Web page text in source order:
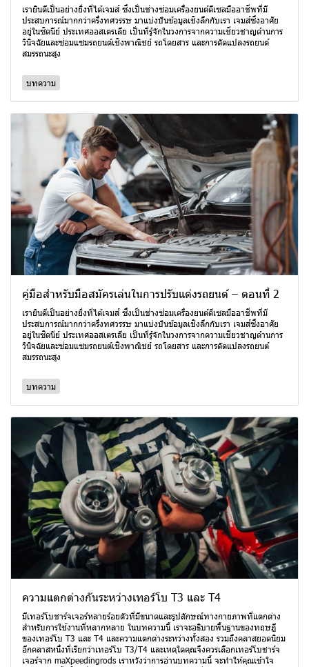
เรายินดีเป็นอย่างยิ่งที่ได้เจมส์ ซึ่งเป็นช่างซ่อมเครื่องยนต์ดีเซลมืออาชีพที่มี
ประสบการณ์มากกว่าครึ่งทศวรรษ มาแบ่งปันข้อมูลเชิงลึกกับเรา เจมส์ซึ่งอาศัย
อยู่ในซิดนีย์ ประเทศออสเตรเลีย เป็นที่รู้จักในวงการจากความเชี่ยวชาญด้านการ
วินิจฉัยและซ่อมแซมรถยนต์เชิงพาณิชย์ รถโดยสาร และการดัดแปลงรถยนต์
สมรรถนะสูง
บทความ
คู่มือสำหรับมือสมัครเล่นในการปรับแต่งรถยนต์ – ตอนที่ 2
เรายินดีเป็นอย่างยิ่งที่ได้เจมส์ ซึ่งเป็นช่างซ่อมเครื่องยนต์ดีเซลมืออาชีพที่มี
ประสบการณ์มากกว่าครึ่งทศวรรษ มาแบ่งปันข้อมูลเชิงลึกกับเรา เจมส์ซึ่งอาศัย
อยู่ในซิดนีย์ ประเทศออสเตรเลีย เป็นที่รู้จักในวงการจากความเชี่ยวชาญด้านการ
วินิจฉัยและซ่อมแซมรถยนต์เชิงพาณิชย์ รถโดยสาร และการดัดแปลงรถยนต์
สมรรถนะสูง
บทความ
ความแตกต่างกันระหว่างเทอร์โบ T3 และ T4
มีเทอร์โบชาร์จเจอร์หลายร้อยตัวที่มีขนาดและรูปลักษณ์ทางกายภาพที่แตกต่าง
สำหรับการใช้งานที่หลากหลาย ในบทความนี้ เราจะอธิบายพื้นฐานของทฤษฎี
ของเทอร์โบ T3 และ T4 และความแตกต่างระหว่างทั้งสอง รวมถึงคลาสยอดนิยม
อีกคลาสหนึ่งที่เรียกว่าเทอร์โบ T3/T4 และเหตุใดคุณจึงควรเลือกเทอร์โบชาร์จ
เจอร์จาก maXpeedingrods เราหวังว่าการอ่านบทความนี้ จะทำให้คุณเข้าใจ